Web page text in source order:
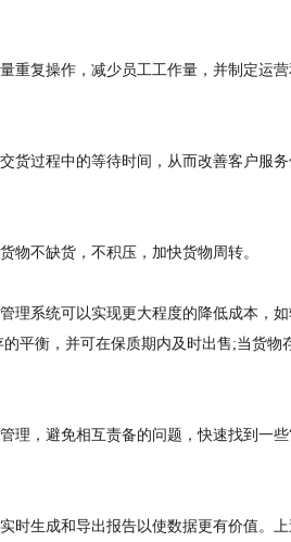
重复操作，减少员工工作量，并制定运
货过程中的等待时间，从而改善客户服
物不缺货，不积压，加快货物周转。
理系统可以实现更大程度的降低成本，
平衡，并可在保质期内及时出售;当货物
理，避免相互责备的问题，快速找到一些
时生成和导出报告以使数据更有价值。